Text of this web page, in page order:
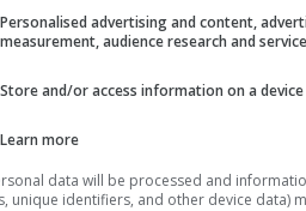
recursos exclusivos, incluindo
Personalised advertising and content,
measurement, audience research and
Store and/or access information on a device
Learn more
data will be processed and
unique identifiers, and other device data)